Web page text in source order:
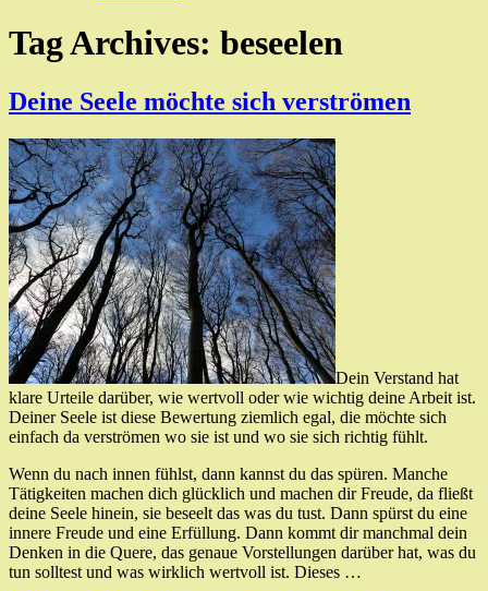
Tag Archives: beseelen
Deine Seele möchte sich verströmen
Dein Verstand hat
klare Urteile darüber, wie wertvoll oder wie wichtig deine Arbeit ist.
Deiner Seele ist diese Bewertung ziemlich egal, die möchte sich
einfach da verströmen wo sie ist und wo sie sich richtig fühlt.
Wenn du nach innen fühlst, dann kannst du das spüren. Manche
Tätigkeiten machen dich glücklich und machen dir Freude, da fließt
deine Seele hinein, sie beseelt das was du tust. Dann spürst du eine
innere Freude und eine Erfüllung. Dann kommt dir manchmal dein
Denken in die Quere, das genaue Vorstellungen darüber hat, was du
tun solltest und was wirklich wertvoll ist. Dieses …